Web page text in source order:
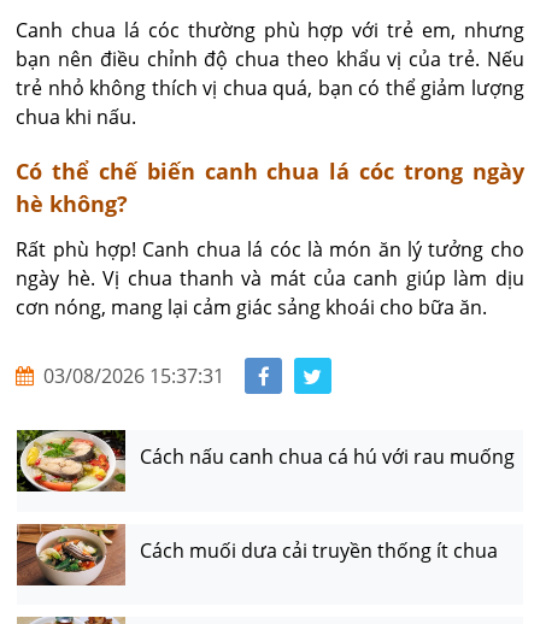
Canh chua lá cóc thường phù hợp với trẻ em, nhưng
bạn nên điều chỉnh độ chua theo khẩu vị của trẻ. Nếu
trẻ nhỏ không thích vị chua quá, bạn có thể giảm lượng
chua khi nấu.
Có thể chế biến canh chua lá cóc trong ngày
hè không?
Rất phù hợp! Canh chua lá cóc là món ăn lý tưởng cho
ngày hè. Vị chua thanh và mát của canh giúp làm dịu
cơn nóng, mang lại cảm giác sảng khoái cho bữa ăn.
03/08/2026 15:37:31
Cách nấu canh chua cá hú với rau muống
Cách muối dưa cải truyền thống ít chua